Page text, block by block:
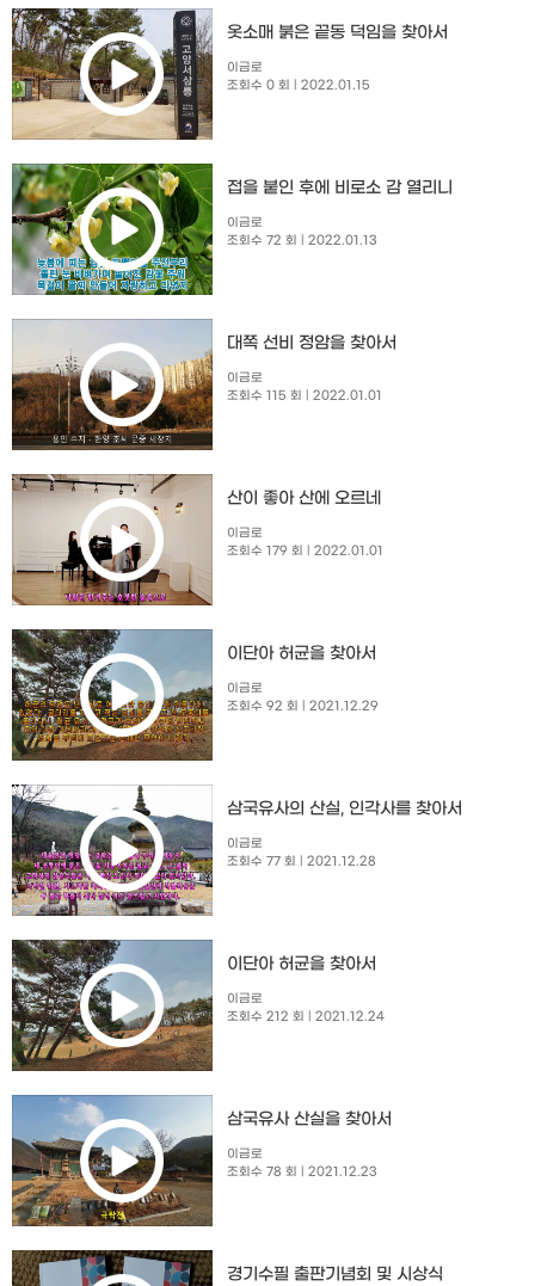
옷소매 붉은 끝동 덕임을 찾아서
이금로
조회수 0 회
| 2022.01.15
접을 붙인 후에 비로소 감 열리니
이금로
조회수 72 회
| 2022.01.13
대쪽 선비 정암을 찾아서
이금로
조회수 115 회
| 2022.01.01
산이 좋아 산에 오르네
이금로
조회수 179 회
| 2022.01.01
이단아 허균을 찾아서
이금로
조회수 92 회
| 2021.12.29
삼국유사의 산실, 인각사를 찾아서
이금로
조회수 77 회
| 2021.12.28
이단아 허균을 찾아서
이금로
조회수 212 회
| 2021.12.24
삼국유사 산실을 찾아서
이금로
조회수 78 회
| 2021.12.23
경기수필 출판기념회 및 시상식